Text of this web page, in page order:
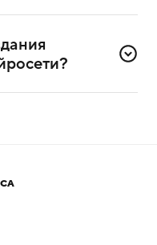
специально для
в высоком
не нужна —
логотипа без